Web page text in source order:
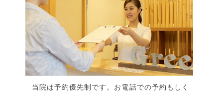
当院は予約優先制です。お電話での予約もしく